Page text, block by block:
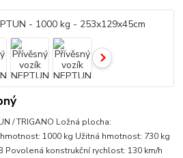
/ TRIGANO Ložná plocha:
1000 kg Užitná hmotnost: 730 kg
Povolená konstrukční rychlost: 130 km/h